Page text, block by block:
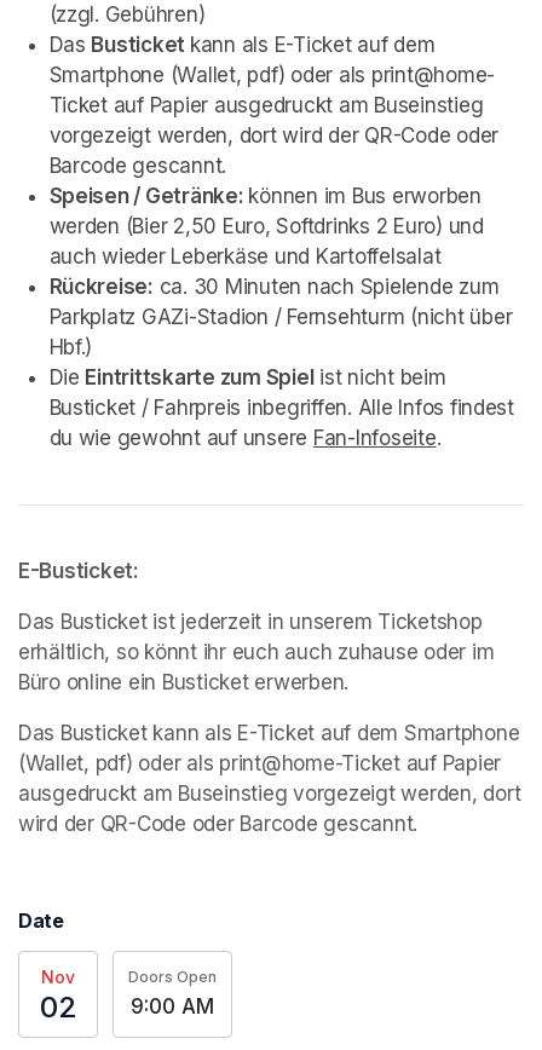
(zzgl. Gebühren)
Das Busticket kann als E-Ticket auf dem
Smartphone (Wallet, pdf) oder als print@home-
Ticket auf Papier ausgedruckt am Buseinstieg
vorgezeigt werden, dort wird der QR-Code oder
Barcode gescannt.
Speisen / Getränke: können im Bus erworben
werden (Bier 2,50 Euro, Softdrinks 2 Euro) und
auch wieder Leberkäse und Kartoffelsalat
Rückreise: ca. 30 Minuten nach Spielende zum
Parkplatz GAZi-Stadion / Fernsehturm (nicht über
Hbf.)
Die Eintrittskarte zum Spiel ist nicht beim
Busticket / Fahrpreis inbegriffen. Alle Infos findest
du wie gewohnt auf unsere Fan-Infoseite(opens in
.
E-Busticket:
Das Busticket ist jederzeit in unserem Ticketshop
erhältlich, so könnt ihr euch auch zuhause oder im
Büro online ein Busticket erwerben.
Das Busticket kann als E-Ticket auf dem Smartphone
(Wallet, pdf) oder als print@home-Ticket auf Papier
ausgedruckt am Buseinstieg vorgezeigt werden, dort
wird der QR-Code oder Barcode gescannt.
Date
Nov
02
Doors Open
9:00 AM